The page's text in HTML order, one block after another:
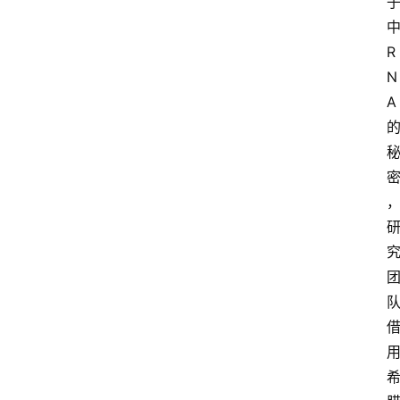
中
R
N
A
的
秘
密
，
研
究
团
队
借
用
希